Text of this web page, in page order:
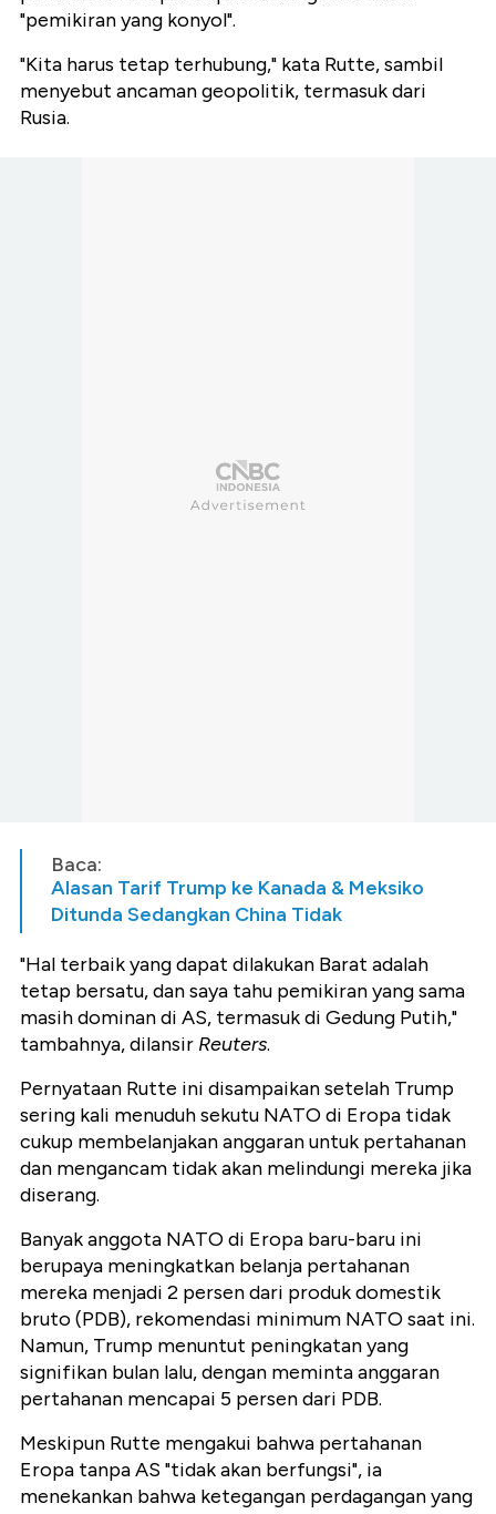
"pemikiran yang konyol".
"Kita harus tetap terhubung," kata Rutte, sambil
menyebut ancaman geopolitik, termasuk dari
Rusia.
Baca:
Alasan Tarif Trump ke Kanada & Meksiko
Ditunda Sedangkan China Tidak
"Hal terbaik yang dapat dilakukan Barat adalah
tetap bersatu, dan saya tahu pemikiran yang sama
masih dominan di AS, termasuk di Gedung Putih,"
tambahnya, dilansir Reuters.
Pernyataan Rutte ini disampaikan setelah Trump
sering kali menuduh sekutu NATO di Eropa tidak
cukup membelanjakan anggaran untuk pertahanan
dan mengancam tidak akan melindungi mereka jika
diserang.
Banyak anggota NATO di Eropa baru-baru ini
berupaya meningkatkan belanja pertahanan
mereka menjadi 2 persen dari produk domestik
bruto (PDB), rekomendasi minimum NATO saat ini.
Namun, Trump menuntut peningkatan yang
signifikan bulan lalu, dengan meminta anggaran
pertahanan mencapai 5 persen dari PDB.
Meskipun Rutte mengakui bahwa pertahanan
Eropa tanpa AS "tidak akan berfungsi", ia
menekankan bahwa ketegangan perdagangan yang